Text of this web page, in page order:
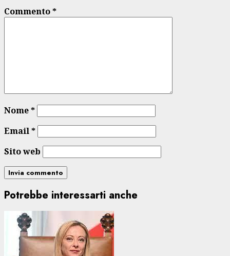
Commento*
Nome*
Email*
Sito web
Potrebbe interessarti anche